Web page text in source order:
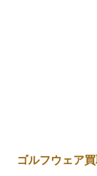
ゴルフウェア